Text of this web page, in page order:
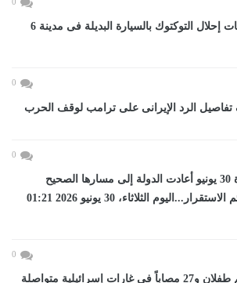
بدء تلقى طلبات إحلال التوكتوك بالسيارة البديلة فى مدينة 6
0
الرد الإيرانى على ترامب لوقف الحرب
0
برلماني: ثورة 30 يونيو أعادت الدولة إلى مسارها الصحيح
ورسخت دعائم الاستقرار...اليوم الثلاثاء، 30 يونيو 2026 01:21
0
4 شهداء بينهم طفلان و27 مصاباً فى غارات إسرائيلية متواصلة